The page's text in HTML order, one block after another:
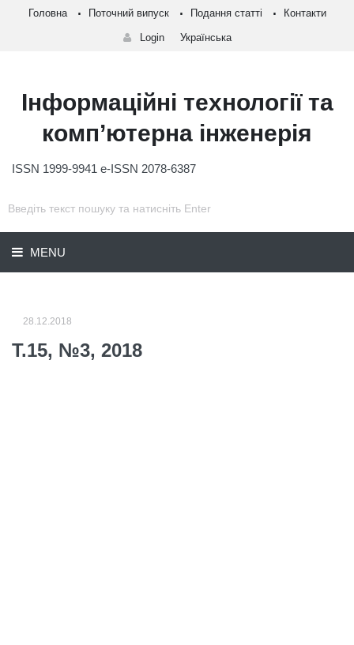
Головна Поточний випуск Подання статті Контакти
Login Українська
Інформаційні технології та
комп’ютерна інженерія
ISSN 1999-9941 e-ISSN 2078-6387
MENU
28.12.2018
Т.15, №3, 2018